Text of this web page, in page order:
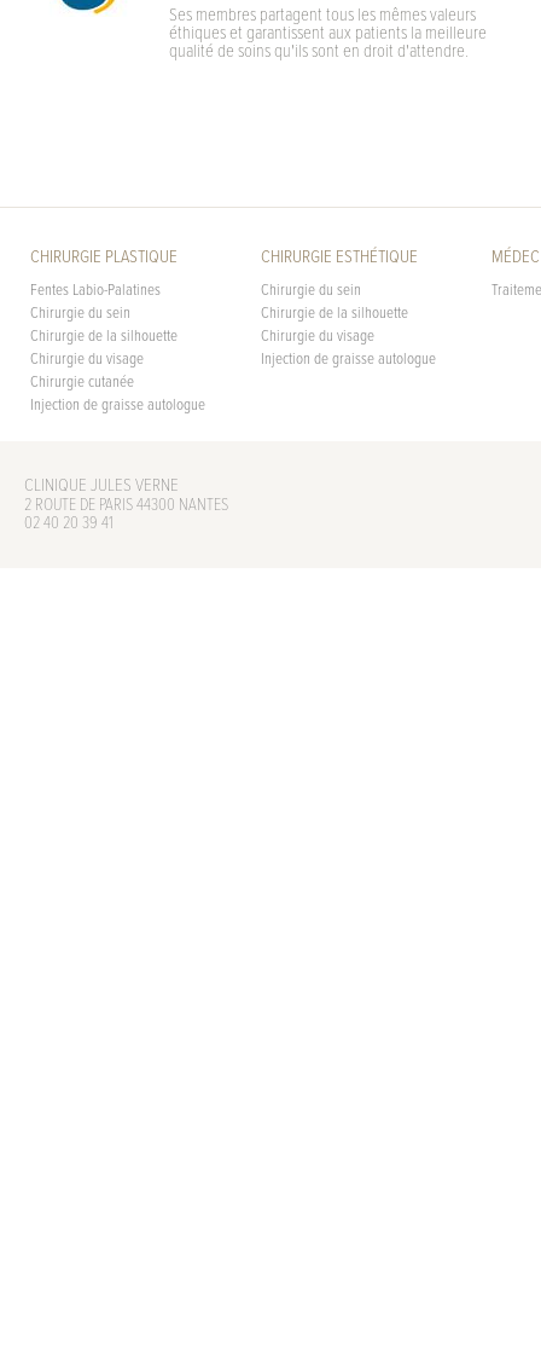
Ses membres partagent tous les mêmes valeurs
éthiques et garantissent aux patients la meilleure
qualité de soins qu'ils sont en droit d'attendre.
CHIRURGIE PLASTIQUE
Fentes Labio-Palatines
Chirurgie du sein
Chirurgie de la silhouette
Chirurgie du visage
Chirurgie cutanée
Injection de graisse autologue
CHIRURGIE ESTHÉTIQUE
Chirurgie du sein
Chirurgie de la silhouette
Chirurgie du visage
Injection de graisse autologue
CLINIQUE JULES VERNE
2 ROUTE DE PARIS 44300 NANTES
02 40 20 39 41